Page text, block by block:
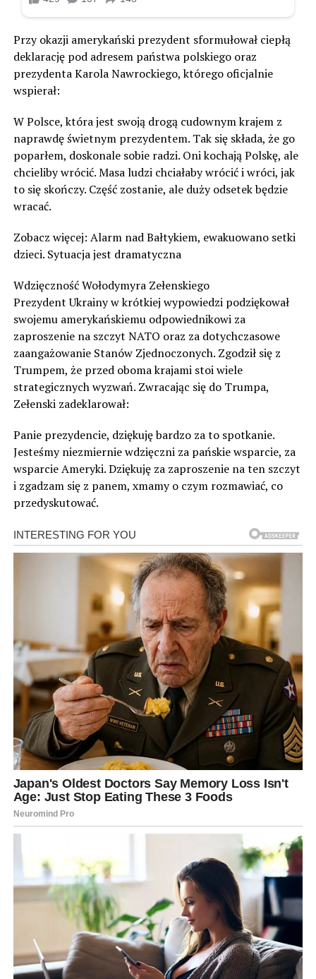
Przy okazji amerykański prezydent sformułował ciepłą
deklarację pod adresem państwa polskiego oraz
prezydenta Karola Nawrockiego, którego oficjalnie
wspierał:
W Polsce, która jest swoją drogą cudownym krajem z
naprawdę świetnym prezydentem. Tak się składa, że go
poparłem, doskonale sobie radzi. Oni kochają Polskę, ale
chcieliby wrócić. Masa ludzi chciałaby wrócić i wróci, jak
to się skończy. Część zostanie, ale duży odsetek będzie
wracać.
Zobacz więcej: Alarm nad Bałtykiem, ewakuowano setki
dzieci. Sytuacja jest dramatyczna
Wdzięczność Wołodymyra Zełenskiego
Prezydent Ukrainy w krótkiej wypowiedzi podziękował
swojemu amerykańskiemu odpowiednikowi za
zaproszenie na szczyt NATO oraz za dotychczasowe
zaangażowanie Stanów Zjednoczonych. Zgodził się z
Trumpem, że przed oboma krajami stoi wiele
strategicznych wyzwań. Zwracając się do Trumpa,
Zełenski zadeklarował:
Panie prezydencie, dziękuję bardzo za to spotkanie.
Jesteśmy niezmiernie wdzięczni za pańskie wsparcie, za
wsparcie Ameryki. Dziękuję za zaproszenie na ten szczyt
i zgadzam się z panem, xmamy o czym rozmawiać, co
przedyskutować.